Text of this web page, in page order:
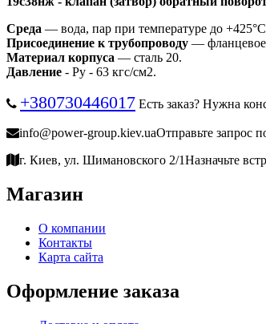
Среда — вода, пар при температуре до +425°С
Присоединение к трубопроводу —
Материал корпуса — сталь 20.
Давление - Pу - 63 кгс/см2.
+380730446017 Есть заказ? Нужна
info@power-group.kiev.uaОтправьте запрос
г. Киев, ул. Шимановского 2/1Назначьте
Магазин
О компании
Контакты
Карта сайта
Оформление заказа